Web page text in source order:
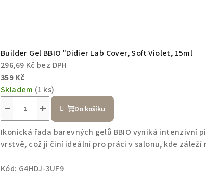
Builder Gel BBIO "Didier Lab Cover, Soft Violet, 15ml
296,69 Kč bez DPH
359 Kč
Skladem (1 ks)
+
− Do košíku
Ikonická řada barevných gelů BBIO vyniká intenzivní
vrstvě, což ji činí ideální pro práci v salonu, kde záleží
Kód: G4HDJ-3UF9